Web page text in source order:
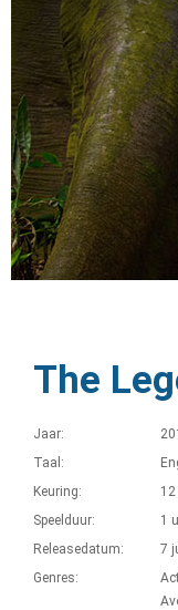
The
Jaar:
Taal:
Keuring:
Speelduur:
1
Releasedatum:
7
Genres: